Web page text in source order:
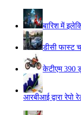
बारिश में
डीसी फास्ट
केटीएम 390
आरबीआई द्वारा रेपो